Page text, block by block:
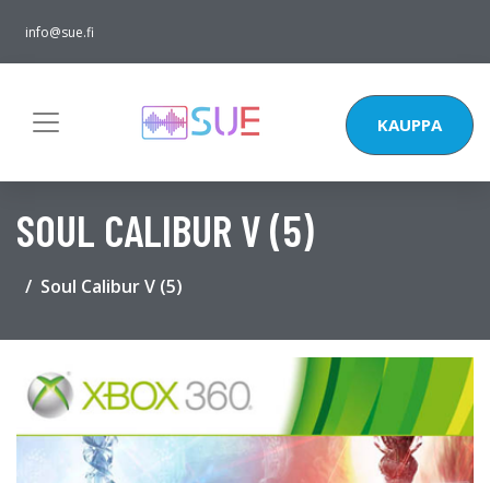
info@sue.fi
KAUPPA
SOUL CALIBUR V (5)
Soul Calibur V (5)